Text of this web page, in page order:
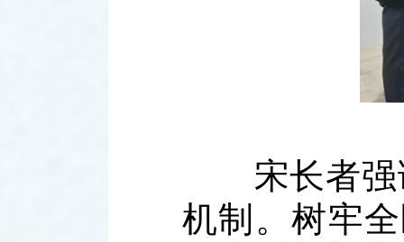
宋长者强
机制。树牢